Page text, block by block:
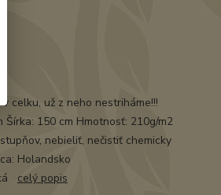
celku, už z neho nestriháme!!!
150 cm Hmotnosť: 210g/m2
nebieliť, nečistiť chemicky
Holandsko
celý popis